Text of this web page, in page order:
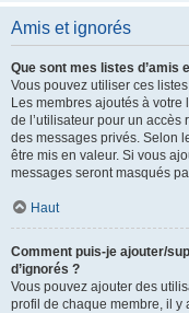
Amis et ignorés
Que sont mes listes d’amis
Vous pouvez utiliser ces
Les membres ajoutés à votre
de l’utilisateur pour un
des messages privés. Selon
être mis en valeur. Si vous
messages seront masqués
Haut
Comment puis-je ajouter/
d’ignorés ?
Vous pouvez ajouter des
profil de chaque membre, il y